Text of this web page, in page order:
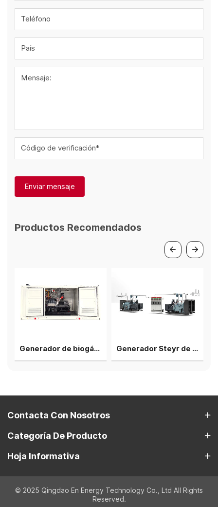
Teléfono
País
Mensaje:
Código de verificación*
Enviar mensaje
Productos Recomendados
Generador de biogás ES Generador Steyr de 1000 kW, 4 unidades en paralelo, soluciones T12 - 40 pies
Contacta Con Nosotros
Categoría De Producto
Hoja Informativa
© 2025 Qingdao En Energy Technology Co., Ltd All Rights
Reserved.